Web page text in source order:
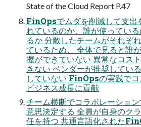
State of the Cloud Report P.47
FinOpsでムダを削減して支出
れているのか、誰が使ってい
るか 分散したチームがそれぞ
ているため、 全体で見ると誰
握ができていない 異常なコス
きない ベンダーが推奨してい
していない FinOpsの実践でコ
ビジネス成長に貢献
チーム横断でコラボレーショ
意思決定する 全員が自身のク
任を持つ 共通言語化された